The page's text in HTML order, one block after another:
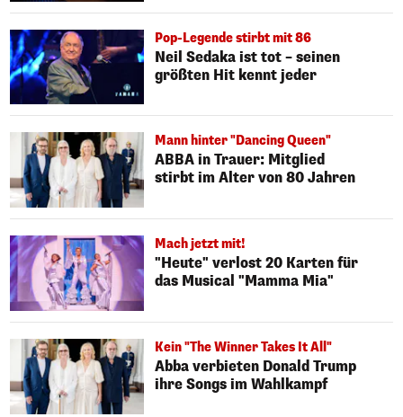
Pop-Legende stirbt mit 86
Neil Sedaka ist tot – seinen
größten Hit kennt jeder
Mann hinter "Dancing Queen"
ABBA in Trauer: Mitglied
stirbt im Alter von 80 Jahren
Mach jetzt mit!
"Heute" verlost 20 Karten für
das Musical "Mamma Mia"
Kein "The Winner Takes It All"
Abba verbieten Donald Trump
ihre Songs im Wahlkampf